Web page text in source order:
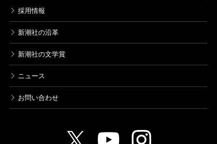
採用情報
新潮社の沿革
新潮社の文学賞
ニュース
お問い合わせ